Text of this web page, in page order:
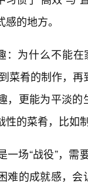
的地方。
：为什么不能
菜肴的制作，
，更能为平淡
性的菜肴，比如
一场“战役”，
难的成就感，